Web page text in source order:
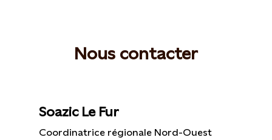
Nous contacter
Soazic Le Fur
Coordinatrice régionale Nord-Ouest